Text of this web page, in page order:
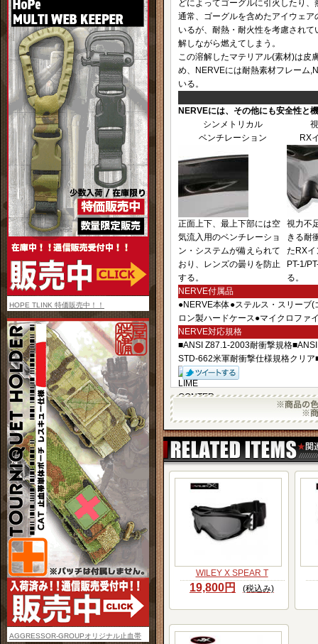
どによってゴーグルに引火したり
通常、ゴーグルを含めたアイウェ
いるが、耐熱・耐火性を考慮され
解しながら燃えてしまう。
この溶解したマテリアル(素材)は皮
め、NERVEには耐熱素材フレーム
いる。
NERVEには、その他にも安全性と
シンメトリカル
ベンチレーション
RX
正面上下、最上下部には空
気流入用のベンチレーショ
ン・システムが備えられて
おり、レンズの曇りを防止
する。
視力不
きる耐
たRXイ
PT-1/
る。
NERVE付属品
●NERVE本体●ステルス・スリーブ
ロン製ハードケース●マイクロファ
NERVE対応規格
■ANSI Z87.1-2003耐衝撃規格
STD-662米軍耐衝撃仕様規格クリア
WILEY X SPEAR T
19,800円 (税込み)
HOPE TLINK 特価販売中！！
AGGRESSOR-GROUPオリジナル止血帯